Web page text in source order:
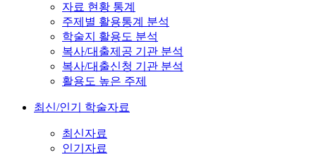
자료 현황 통계
주제별 활용통계 분석
학술지 활용도 분석
복사/대출제공 기관 분석
복사/대출신청 기관 분석
활용도 높은 주제
최신/인기 학술자료
최신자료
인기자료